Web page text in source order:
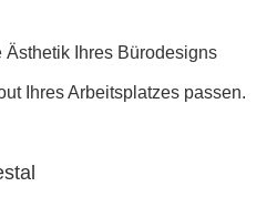
Ihres Bürodesigns
Ihres Arbeitsplatzes passen.